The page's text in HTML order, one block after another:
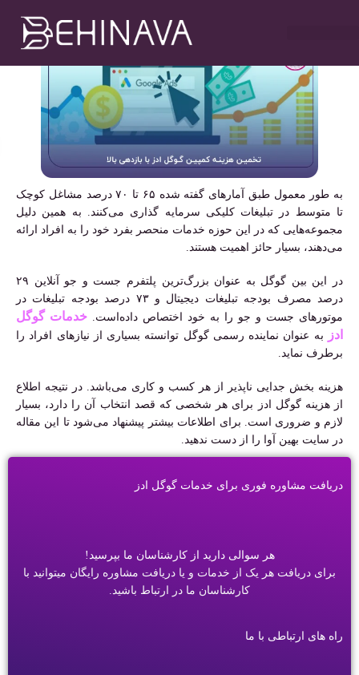
به طور معمول طبق آمارهای گفته شده ۶۵ تا ۷۰ درصد مشاغل کوچک
تا متوسط در تبلیغات کلیکی سرمایه گذاری می‌کنند. به همین دلیل
مجموعه‌هایی که در این حوزه خدمات منحصر بفرد خود را به افراد ارائه
می‌دهند، بسیار حائز اهمیت هستند.
در این بین گوگل به عنوان بزرگ‌ترین پلتفرم جست و جو آنلاین ۲۹
درصد مصرف بودجه تبلیغات دیجیتال و ۷۳ درصد بودجه تبلیغات در
موتورهای جست و جو را به خود اختصاص داده‌است. خدمات گوگل
ادز
به عنوان نماینده رسمی گوگل توانسته بسیاری از نیازهای افراد را
برطرف نماید.
هزینه بخش جدایی ناپذیر از هر کسب و کاری می‌باشد. در نتیجه اطلاع
از هزینه گوگل ادز برای هر شخصی که قصد انتخاب آن را دارد، بسیار
لازم و ضروری است. برای اطلاعات بیشتر پیشنهاد می‌شود تا این مقاله
در سایت بهین آوا را از دست ندهید.
دریافت مشاوره فوری برای خدمات گوگل ادز
هر سوالی دارید از کارشناسان ما بپرسید!
برای دریافت هر یک از خدمات و یا دریافت مشاوره رایگان میتوانید با
کارشناسان ما در ارتباط باشید.
راه های ارتباطی با ما